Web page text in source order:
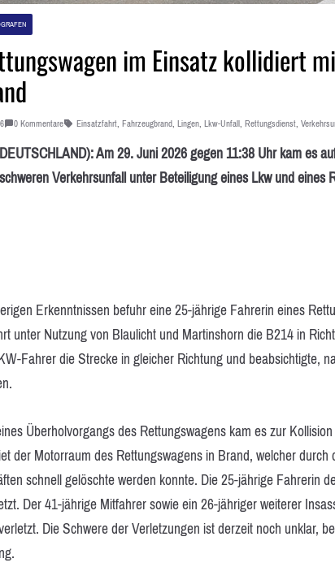
im Einsatz kollidiert
0 Kommentare Einsatzfahrt, Fahrzeugbrand, Lingen, Lkw-Unfall, Rettungsdienst,
Am 29. Juni 2026 gegen 11:38 Uhr kam es
Verkehrsunfall unter Beteiligung eines Lkw und eines
Erkenntnissen befuhr eine 25-jährige Fahrerin eines
unter Nutzung von Blaulicht und Martinshorn die B214 in
Fahrer die Strecke in gleicher Richtung und beabsichtigte,
Überholvorgangs des Rettungswagens kam es zur
der Motorraum des Rettungswagens in Brand, welcher
schnell gelöschte werden konnte. Die 25-jährige Fahrerin
Der 41-jährige Mitfahrer sowie ein 26-jähriger weiterer
Die Schwere der Verletzungen ist derzeit noch unklar,